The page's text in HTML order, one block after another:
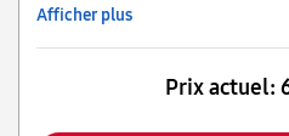
Afficher plus
Prix actuel: